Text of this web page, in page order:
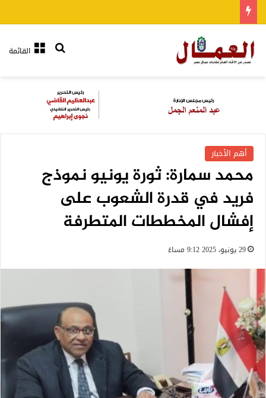
القائمةبحث عن
أهم الأخبار
محمد سمارة: ثورة يونيو نموذج
فريد في قدرة الشعوب على
إفشال المخططات المتطرفة
29 يونيو، 2025 9:12 مساءً